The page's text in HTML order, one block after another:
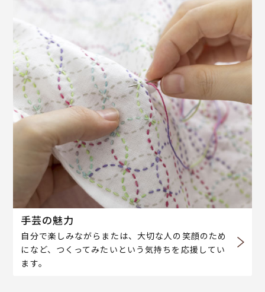
手芸の魅力
自分で楽しみながらまたは、大切な人の笑顔のため
になど、つくってみたいという気持ちを応援してい
ます。